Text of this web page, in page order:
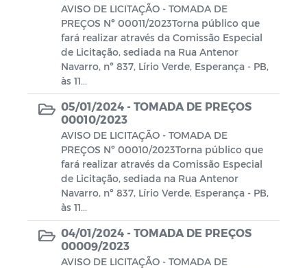
AVISO DE LICITAÇÃO - TOMADA DE
PREÇOS Nº 00011/2023Torna público que
fará realizar através da Comissão Especial
de Licitação, sediada na Rua Antenor
Navarro, nº 837, Lírio Verde, Esperança - PB,
às 11...
05/01/2024 - TOMADA DE PREÇOS
00010/2023
AVISO DE LICITAÇÃO - TOMADA DE
PREÇOS Nº 00010/2023Torna público que
fará realizar através da Comissão Especial
de Licitação, sediada na Rua Antenor
Navarro, nº 837, Lírio Verde, Esperança - PB,
às 11...
04/01/2024 - TOMADA DE PREÇOS
00009/2023
AVISO DE LICITAÇÃO - TOMADA DE